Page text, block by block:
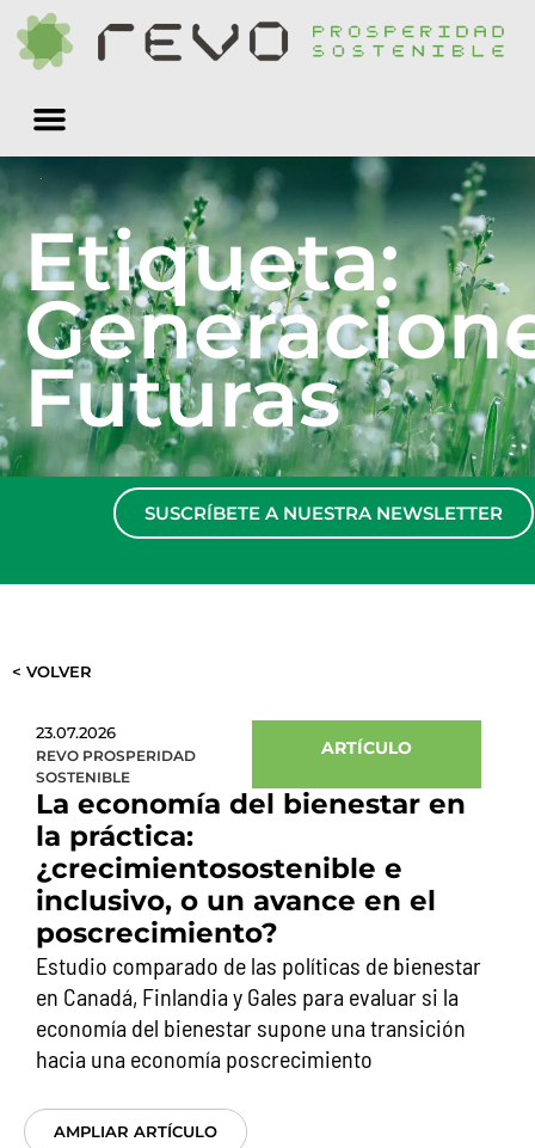
Etiqueta:
Futuras
SUSCRÍBETE A NUESTRA NEWSLETTER
< VOLVER
23.07.2026
REVO PROSPERIDAD
SOSTENIBLE
ARTÍCULO
La economía del bienestar en
la práctica:
¿crecimientosostenible e
inclusivo, o un avance en el
poscrecimiento?
Estudio comparado de las políticas de bienestar
en Canadá, Finlandia y Gales para evaluar si la
economía del bienestar supone una transición
hacia una economía poscrecimiento
AMPLIAR ARTÍCULO